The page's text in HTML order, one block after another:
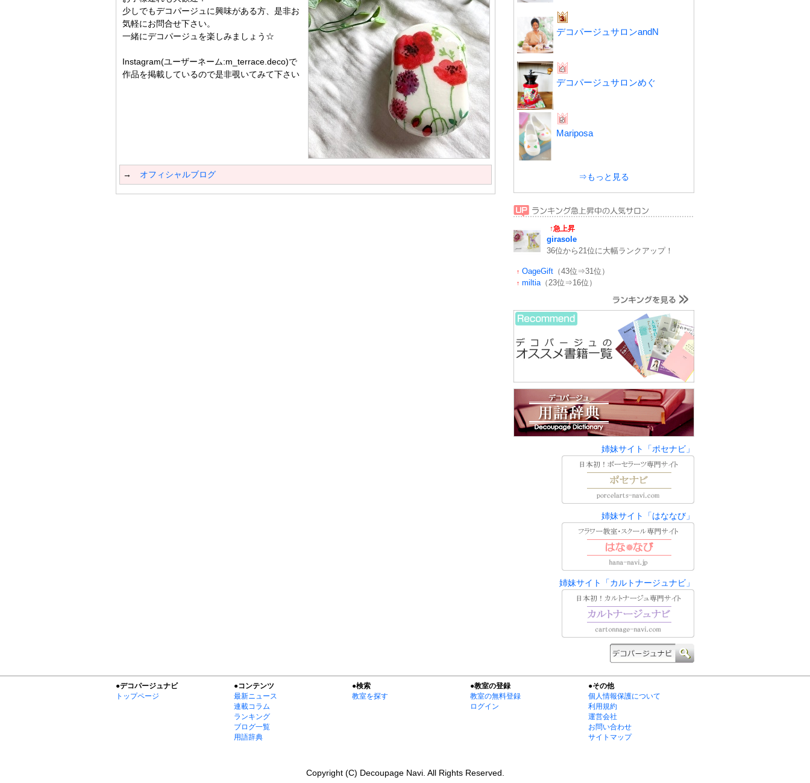
少しでもデコパージュに興味がある方、是非お
気軽にお問合せ下さい。
一緒にデコパージュを楽しみましょう☆
Instagram(ユーザーネーム:m_terrace.deco)で
作品を掲載しているので是非覗いてみて下さい
→ オフィシャルブログ
デコパージュサロンandN
デコパージュサロンめぐ
Mariposa
⇒もっと見る
↑急上昇
girasole
36位から21位に大幅ランクアップ！
↑ OageGift （43位⇒31位）
↑ miltia（23位⇒16位）
姉妹サイト「ポセナビ」
姉妹サイト「はななび」
姉妹サイト「カルトナージュナビ」
●デコパージュナビ
トップページ
●コンテンツ
最新ニュース
連載コラム
ランキング
ブログ一覧
用語辞典
●検索
教室を探す
●教室の登録
教室の無料登録
ログイン
●その他
個人情報保護について
利用規約
運営会社
お問い合わせ
サイトマップ
Copyright (C) Decoupage Navi. All Rights Reserved.